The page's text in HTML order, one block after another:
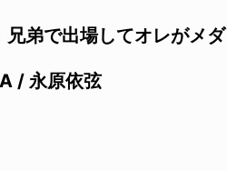
弟で出場してオレがメダ
/ 永原依弦